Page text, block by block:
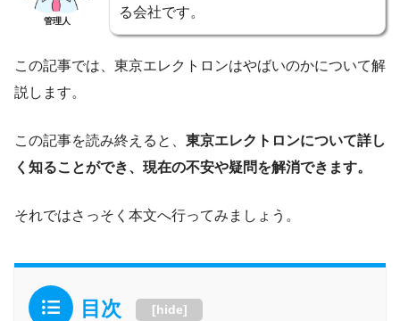
管理人
る会社です。
この記事では、東京エレクトロンはやばいのかについて解
説します。
この記事を読み終えると、 東京エレクトロンについて詳し
く知ることができ、現在の不安や疑問を解消できます。
それではさっそく本文へ行ってみましょう。
目次 [hide]